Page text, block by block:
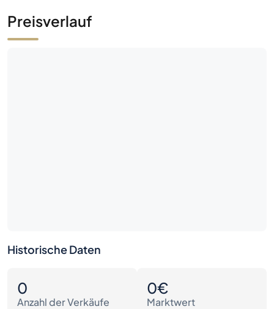
Preisverlauf
Historische Daten
0
Anzahl der Verkäufe
0€
Marktwert